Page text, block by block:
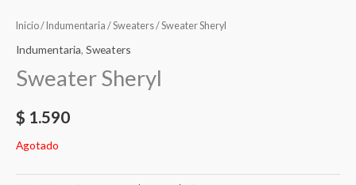
Inicio/ Indumentaria /Sweaters/ Sweater Sheryl
Indumentaria, Sweaters
Sweater Sheryl
$ 1.590
Agotado